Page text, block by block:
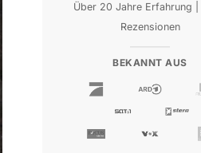
Über 20 Jahre Erfahrung |
Rezensionen
BEKANNT AUS